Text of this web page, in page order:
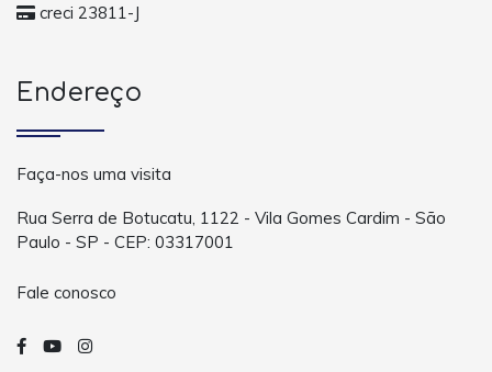
creci 23811-J
Endereço
Faça-nos uma visita
Rua Serra de Botucatu, 1122 - Vila Gomes Cardim - São
Paulo - SP - CEP: 03317001
Fale conosco